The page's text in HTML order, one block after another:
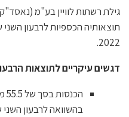
2022.
דגשים עיקריים לתוצאות הרבעון
בהשוואה לרבעון